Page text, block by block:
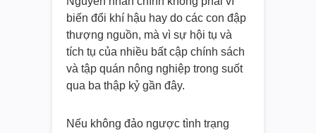
biến đổi khí hậu hay do các con đập
thượng nguồn, mà vì sự hội tụ và
tích tụ của nhiều bất cập chính sách
và tập quán nông nghiệp trong suốt
qua ba thập kỷ gần đây.
Nếu không đảo ngược tình trạng